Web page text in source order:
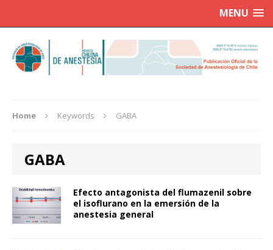
MENU
Home Keywords GABA
GABA
Efecto antagonista del flumazenil sobre
el isoflurano en la emersión de la
anestesia general